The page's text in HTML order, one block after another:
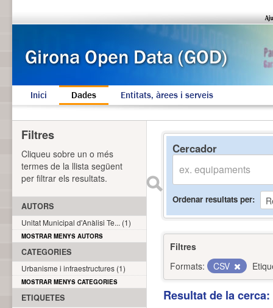
Inici Dades Entitats, àrees i serveis
Cercador
Ordenar resultats per
Filtres
Formats:
CSV
Resultat de la
Filtres
Cliqueu sobre un o més
termes de la llista següent
per filtrar els resultats.
AUTORS
Unitat Municipal d'Anàlisi Te... (1)
MOSTRAR MENYS AUTORS
CATEGORIES
Urbanisme i infraestructures (1)
MOSTRAR MENYS CATEGORIES
ETIQUETES